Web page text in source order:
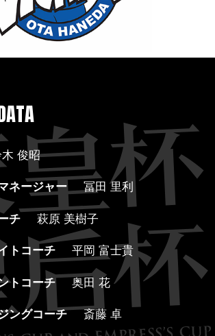
俊昭
ネージャー
冨田 里利
チ
萩原 美樹子
トコーチ
平岡 富士貴
トコーチ
奥田 花
ングコーチ
斎藤 卓